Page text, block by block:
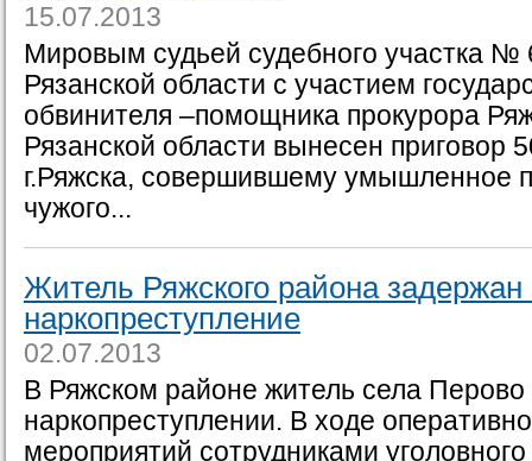
15.07.2013
Мировым судьей судебного участка №
Рязанской области с участием
обвинителя –помощника прокурора
Рязанской области вынесен приговор
г.Ряжска, совершившему умышленное
чужого...
Житель Ряжского района задержан
наркопреступление
02.07.2013
В Ряжском районе житель села Перово
наркопреступлении. В ходе
мероприятий сотрудниками